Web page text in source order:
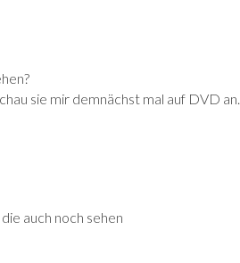
sie mir demnächst mal auf DVD an.
auch noch sehen